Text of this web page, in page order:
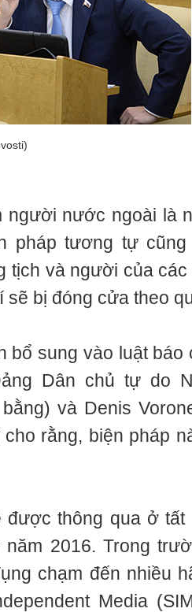
người nước ngoài là
pháp tương tự
tịch và người của
sẽ bị đóng cửa theo
bổ sung vào luật
Dân chủ tự do
và Denis
rằng, biện pháp
được thông qua ở
2016. Trong
chạm đến nhiều
Media